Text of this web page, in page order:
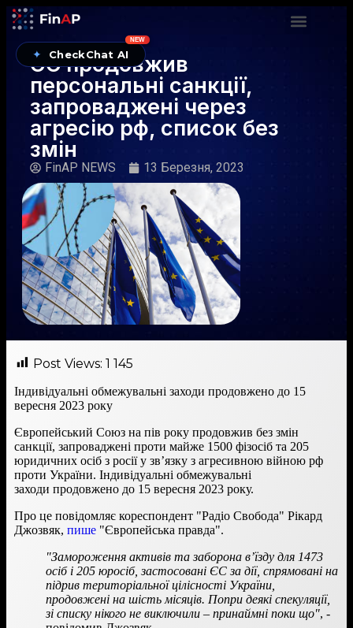
✦ CheckChat AI
NEW
ЄС продовжив
персональні санкції,
запроваджені через
агресію рф, список без
змін
FinAP NEWS 13 Березня, 2023
Post Views: 1 145
Індивідуальні обмежувальні заходи продовжено до 15
вересня 2023 року
Європейський Союз на пів року продовжив без змін
санкції, запроваджені проти майже 1500 фізосіб та 205
юридичних осіб з росії у зв’язку з агресивною війною рф
проти України. Індивідуальні обмежувальні
заходи продовжено до 15 вересня 2023 року.
Про це повідомляє кореспондент "Радіо Свобода" Рікард
Джозвяк, пише "Європейська правда".
"Замороження активів та заборона в’їзду для 1473
осіб і 205 юросіб, застосовані ЄС за дії, спрямовані на
підрив територіальної цілісності України,
продовжені на шість місяців. Попри деякі спекуляції,
зі списку нікого не виключили – принаймні поки що", -